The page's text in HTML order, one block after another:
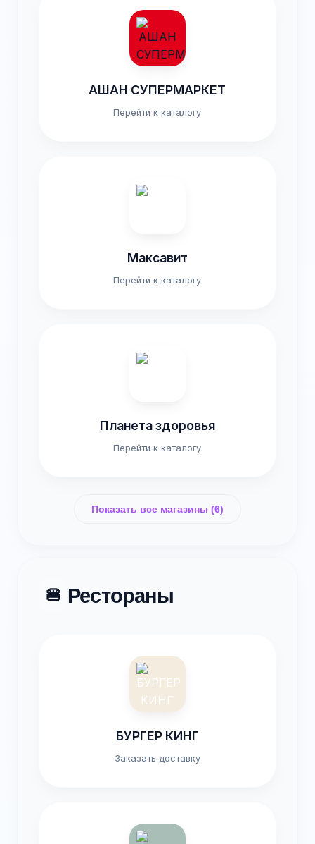
АШАН СУПЕРМАРКЕТ
Перейти к каталогу
Максавит
Перейти к каталогу
Планета здоровья
Перейти к каталогу
Показать все магазины (6)
🍔 Рестораны
БУРГЕР КИНГ
Заказать доставку